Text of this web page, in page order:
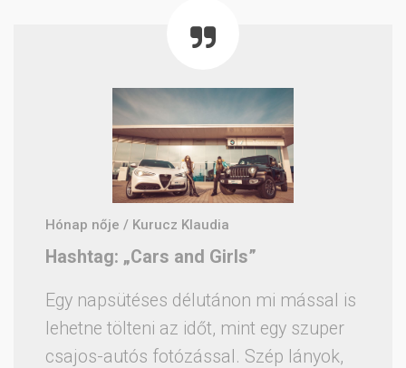
Hónap nője / Kurucz Klaudia
Hashtag: „Cars and Girls”
Egy napsütéses délutánon mi mással is
lehetne tölteni az időt, mint egy szuper
csajos-autós fotózással. Szép lányok,